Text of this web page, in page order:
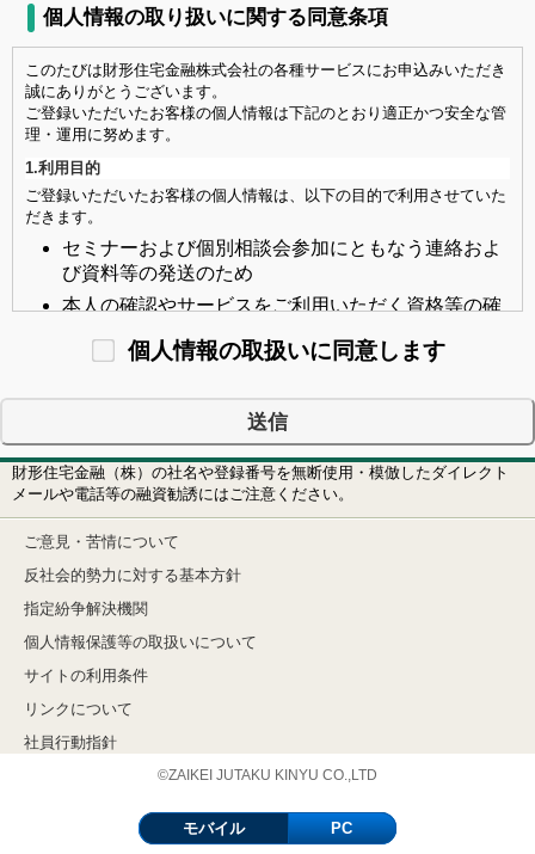
個人情報の取り扱いに関する同意条項
このたびは財形住宅金融株式会社の各種サービスにお申込みいただき
誠にありがとうございます。
ご登録いただいたお客様の個人情報は下記のとおり適正かつ安全な管
理・運用に努めます。
1.利用目的
ご登録いただいたお客様の個人情報は、以下の目的で利用させていた
だきます。
セミナーおよび個別相談会参加にともなう連絡およ
び資料等の発送のため
本人の確認やサービスをご利用いただく資格等の確
市場調査ならびにデータ分析やアンケートの実施等
弊社が取り扱う商品・サービス等に関する情報提供
および営業活動のため
その他サービスを適切かつ円滑に履行するため
ご登録いただいたお客様の個人情報は「個人情報の保護に関する法律
三者へ開示または提供はいたしません。
3.個人情報の開示・削除・訂正等の請求
弊社に対して自己に関する個人情報を必要により開示請求することが
できます。
また、保有する個人情報に誤りや変更があった場合は訂正、追加、削
除、対応停止等を請求することができます。
いいたします。
〒108-0075 東京都港区港南4丁目1番8号 リバージュ品川6階
電話 03-3263-4711
個人情報の取扱いに同意します
財形住宅金融（株）の社名や登録番号を無断使用・模倣したダイレクト
メールや電話等の融資勧誘にはご注意ください。
ご意見・苦情について
反社会的勢力に対する基本方針
指定紛争解決機関
個人情報保護等の取扱いについて
サイトの利用条件
リンクについて
社員行動指針
©ZAIKEI JUTAKU KINYU CO.,LTD
モバイル PC